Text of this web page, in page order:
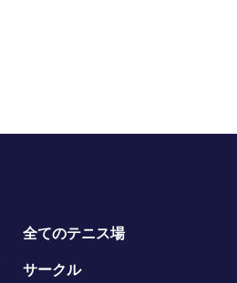
全てのテニス場
サークル